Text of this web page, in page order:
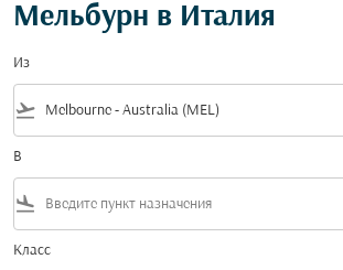
Мельбурн в Италия
Из
flight_takeoff
В
flight_land
Класс